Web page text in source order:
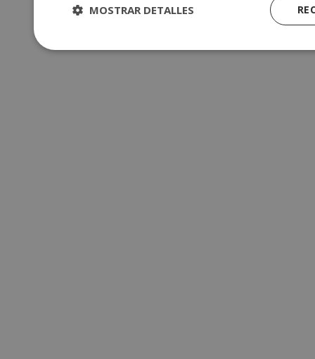
MOSTRAR DETALLES